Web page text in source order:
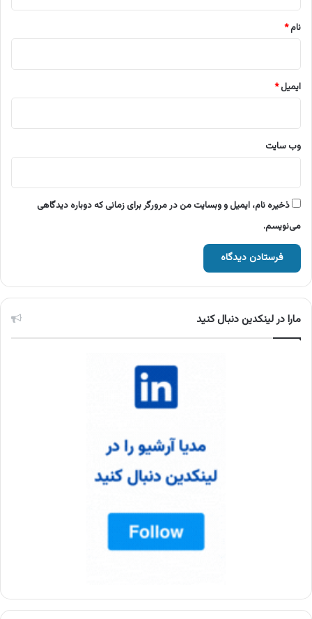
نام*
ایمیل*
وب‌ سایت
ذخیره نام، ایمیل و وبسایت من در مرورگر برای زمانی که دوباره دیدگاهی
می‌نویسم.
مارا در لینکدین دنبال کنید